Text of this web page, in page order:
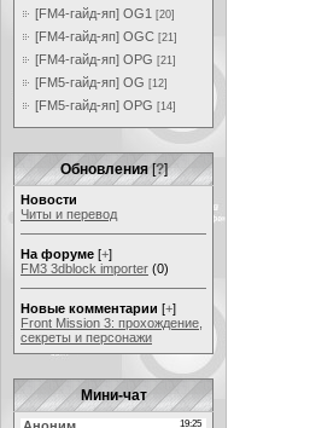
[FM4-гайд-яп] OG1 [20]
[FM4-гайд-яп] OGC [21]
[FM4-гайд-яп] OPG [21]
[FM5-гайд-яп] OG [12]
[FM5-гайд-яп] OPG [14]
Обновления [?]
Новости
Читы и перевод
На форуме [+]
FM3 3dblock importer (0)
Новые комментарии [+]
Front Mission 3: прохождение,
секреты и персонажи
Мини-чат